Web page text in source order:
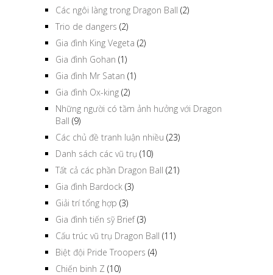
Các ngôi làng trong Dragon Ball (2)
Trio de dangers (2)
Gia đình King Vegeta (2)
Gia đình Gohan (1)
Gia đình Mr Satan (1)
Gia đình Ox-king (2)
Những người có tầm ảnh hưởng với Dragon
Ball (9)
Các chủ đề tranh luận nhiều (23)
Danh sách các vũ trụ (10)
Tất cả các phần Dragon Ball (21)
Gia đình Bardock (3)
Giải trí tổng hợp (3)
Gia đình tiến sỹ Brief(3)
Cấu trúc vũ trụ Dragon Ball (11)
Biệt đội Pride Troopers (4)
Chiến binh Z (10)